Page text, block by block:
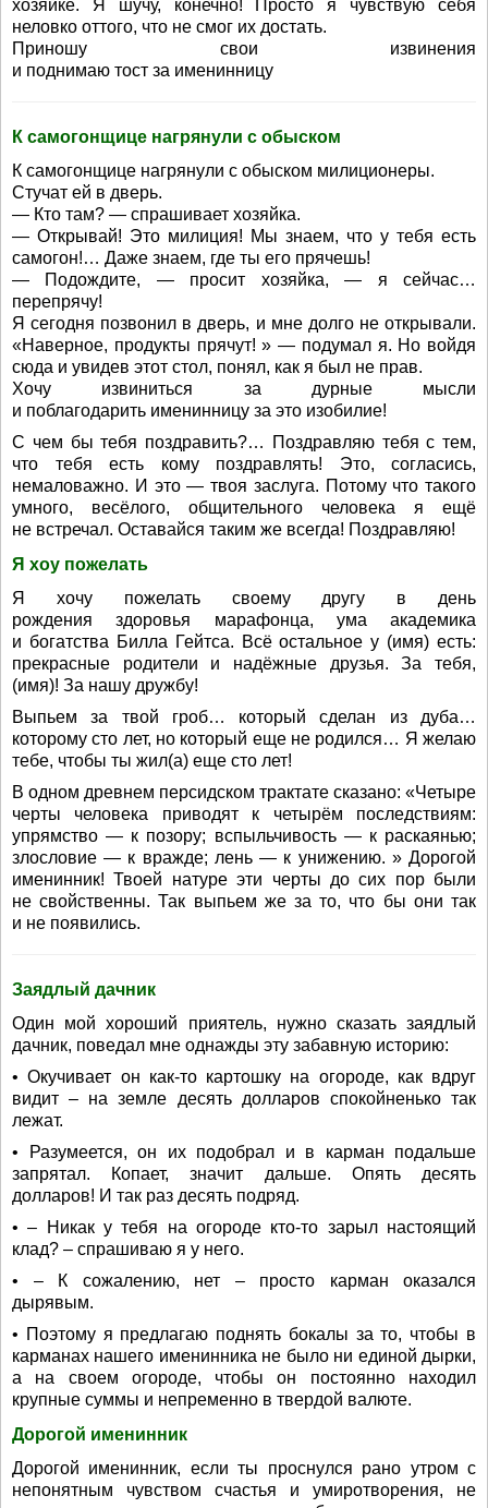
хозяйке. Я шучу, конечно! Просто я чувствую себя
неловко оттого, что не смог их достать.
Приношу свои извинения
и поднимаю тост за именинницу
К самогонщице нагрянули с обыском
К самогонщице нагрянули с обыском милиционеры.
Стучат ей в дверь.
— Кто там? — спрашивает хозяйка.
— Открывай! Это милиция! Мы знаем, что у тебя есть
самогон!… Даже знаем, где ты его прячешь!
— Подождите, — просит хозяйка, — я сейчас…
перепрячу!
Я сегодня позвонил в дверь, и мне долго не открывали.
«Наверное, продукты прячут! » — подумал я. Но войдя
сюда и увидев этот стол, понял, как я был не прав.
Хочу извиниться за дурные мысли
и поблагодарить именинницу за это изобилие!
С чем бы тебя поздравить?… Поздравляю тебя с тем,
что тебя есть кому поздравлять! Это, согласись,
немаловажно. И это — твоя заслуга. Потому что такого
умного, весёлого, общительного человека я ещё
не встречал. Оставайся таким же всегда! Поздравляю!
Я хоу пожелать
Я хочу пожелать своему другу в день
рождения здоровья марафонца, ума академика
и богатства Билла Гейтса. Всё остальное у (имя) есть:
прекрасные родители и надёжные друзья. За тебя,
(имя)! За нашу дружбу!
Выпьем за твой гроб… который сделан из дуба…
которому сто лет, но который еще не родился… Я желаю
тебе, чтобы ты жил(а) еще сто лет!
В одном древнем персидском трактате сказано: «Четыре
черты человека приводят к четырём последствиям:
упрямство — к позору; вспыльчивость — к раскаянью;
злословие — к вражде; лень — к унижению. » Дорогой
именинник! Твоей натуре эти черты до сих пор были
не свойственны. Так выпьем же за то, что бы они так
и не появились.
Заядлый дачник
Один мой хороший приятель, нужно сказать заядлый
дачник, поведал мне однажды эту забавную историю:
• Окучивает он как-то картошку на огороде, как вдруг
видит – на земле десять долларов спокойненько так
лежат.
• Разумеется, он их подобрал и в карман подальше
запрятал. Копает, значит дальше. Опять десять
долларов! И так раз десять подряд.
• – Никак у тебя на огороде кто-то зарыл настоящий
клад? – спрашиваю я у него.
• – К сожалению, нет – просто карман оказался
дырявым.
• Поэтому я предлагаю поднять бокалы за то, чтобы в
карманах нашего именинника не было ни единой дырки,
а на своем огороде, чтобы он постоянно находил
крупные суммы и непременно в твердой валюте.
Дорогой именинник
Дорогой именинник, если ты проснулся рано утром с
непонятным чувством счастья и умиротворения, не